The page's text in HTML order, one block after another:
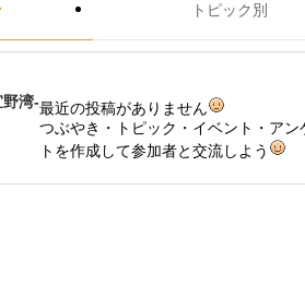
トピック別
湾-最近の投稿がありません
つぶやき・トピック・イベント・アン
トを作成して参加者と交流しよう